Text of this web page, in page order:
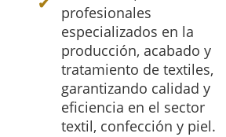
profesionales
especializados en la
producción, acabado y
tratamiento de textiles,
garantizando calidad y
eficiencia en el sector
textil, confección y piel.